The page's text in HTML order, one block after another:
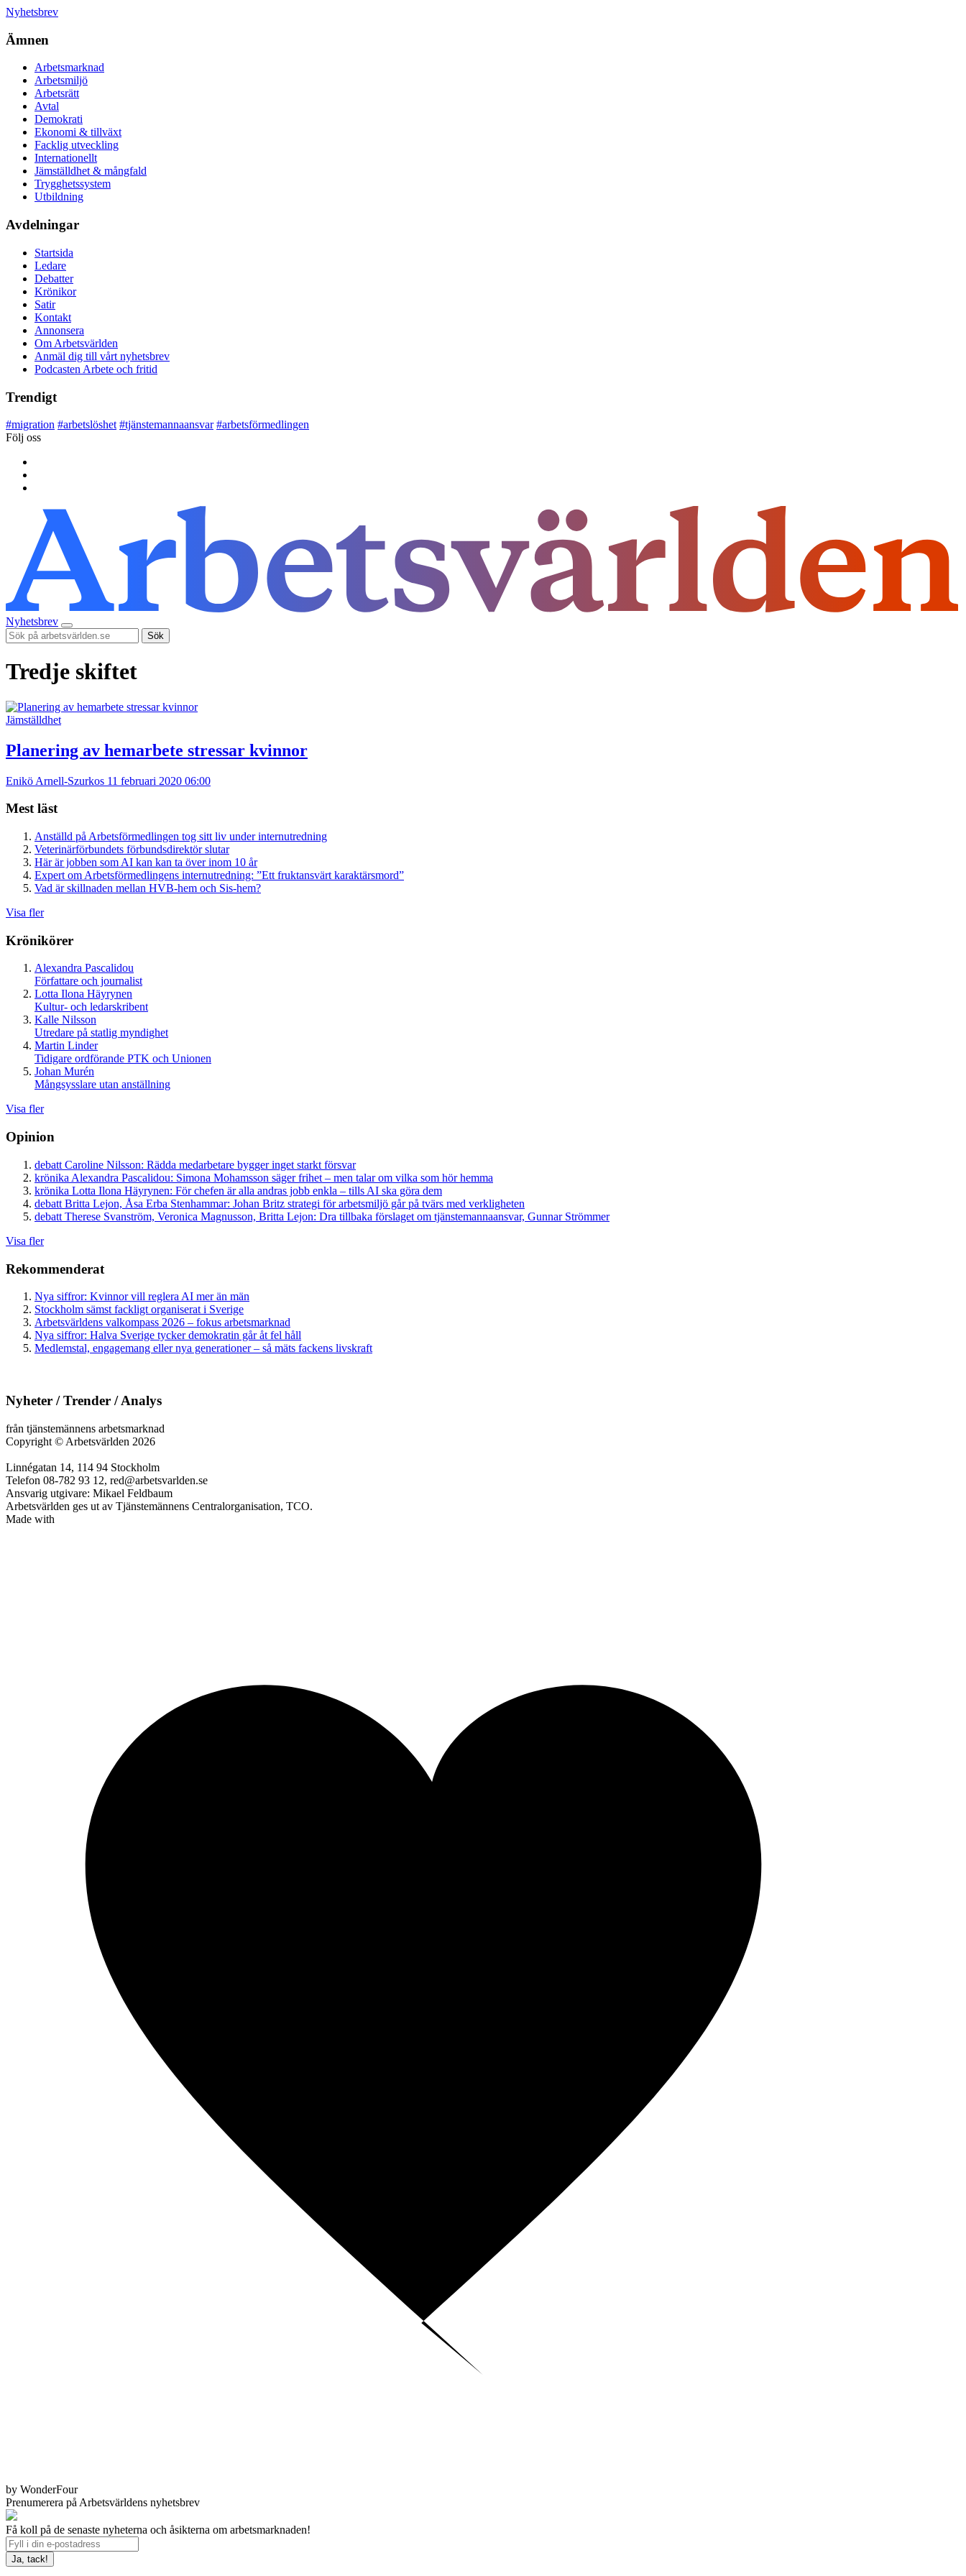
Nyhetsbrev
Ämnen
Arbetsmarknad
Arbetsmiljö
Arbetsrätt
Avtal
Demokrati
Ekonomi & tillväxt
Facklig utveckling
Internationellt
Jämställdhet & mångfald
Trygghetssystem
Utbildning
Avdelningar
Startsida
Ledare
Debatter
Krönikor
Satir
Kontakt
Annonsera
Om Arbetsvärlden
Anmäl dig till vårt nyhetsbrev
Podcasten Arbete och fritid
Trendigt
#migration #arbetslöshet #tjänstemannaansvar #arbetsförmedlingen
Följ oss
Nyhetsbrev
Sök
Tredje skiftet
Jämställdhet
Planering av hemarbete stressar kvinnor
Enikö Arnell-Szurkos 11 februari 2020 06:00
Mest läst
Anställd på Arbetsförmedlingen tog sitt liv under internutredning
Veterinärförbundets förbundsdirektör slutar
Här är jobben som AI kan kan ta över inom 10 år
Expert om Arbetsförmedlingens internutredning: ”Ett fruktansvärt karaktärsmord”
Vad är skillnaden mellan HVB-hem och Sis-hem?
Visa fler
Krönikörer
Alexandra Pascalidou
Författare och journalist
Lotta Ilona Häyrynen
Kultur- och ledarskribent
Kalle Nilsson
Utredare på statlig myndighet
Martin Linder
Tidigare ordförande PTK och Unionen
Johan Murén
Mångsysslare utan anställning
Visa fler
Opinion
debatt Caroline Nilsson: Rädda medarbetare bygger inget starkt försvar
krönika Alexandra Pascalidou: Simona Mohamsson säger frihet – men talar om vilka som hör hemma
krönika Lotta Ilona Häyrynen: För chefen är alla andras jobb enkla – tills AI ska göra dem
debatt Britta Lejon, Åsa Erba Stenhammar: Johan Britz strategi för arbetsmiljö går på tvärs med verkligheten
debatt Therese Svanström, Veronica Magnusson, Britta Lejon: Dra tillbaka förslaget om tjänstemannaansvar, Gunnar Strömmer
Visa fler
Rekommenderat
Nya siffror: Kvinnor vill reglera AI mer än män
Stockholm sämst fackligt organiserat i Sverige
Arbetsvärldens valkompass 2026 – fokus arbetsmarknad
Nya siffror: Halva Sverige tycker demokratin går åt fel håll
Medlemstal, engagemang eller nya generationer – så mäts fackens livskraft
Nyheter / Trender / Analys
från tjänstemännens arbetsmarknad
Copyright © Arbetsvärlden 2026
Linnégatan 14, 114 94 Stockholm
Telefon 08-782 93 12, red@arbetsvarlden.se
Ansvarig utgivare: Mikael Feldbaum
Arbetsvärlden ges ut av Tjänstemännens Centralorganisation, TCO.
Made with
by WonderFour
Prenumerera på Arbetsvärldens nyhetsbrev
Få koll på de senaste nyheterna och åsikterna om arbetsmarknaden!